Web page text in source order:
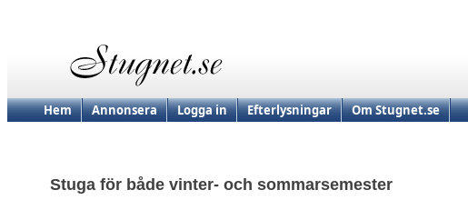
Hem Annonsera Logga in Efterlysningar Om Stugnet.se
Stuga för både vinter- och sommarsemester